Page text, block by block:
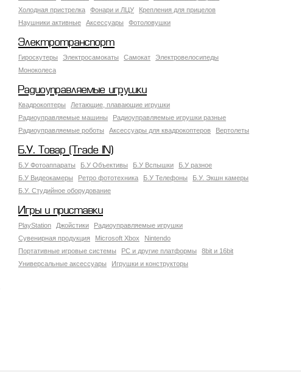
Холодная пристрелка
Фонари и ЛЦУ
Крепления для прицелов
Наушники активные
Аксессуары Фотоловушки
Электротранспорт
Гироскутеры Электросамокаты Самокат
Электровелосипеды
Моноколеса
Радиоуправляемые игрушки
Квадрокоптеры
Летающие, плавающие игрушки
Радиоуправляемые машины
Радиоуправляемые игрушки разные
Радиоуправляемые роботы
Аксессуары для квадрокоптеров Вертолеты
Б.У. Товар (Trade IN)
Б.У Фотоаппараты Б.У Объективы Б.У Вспышки
Б.У разное
Б.У Видеокамеры
Ретро фототехника Б.У Телефоны
Б.У. Экшн камеры
Б.У. Студийное оборудование
Игры и приставки
PlayStation Джойстики
Радиоуправляемые игрушки
Сувенирная продукция
Microsoft Xbox
Nintendo
Портативные игровые системы
PC и другие платформы
8bit и 16bit
Универсальные аксессуары
Игрушки и конструкторы